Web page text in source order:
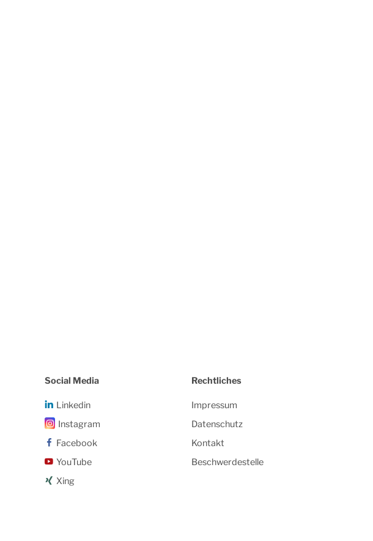
Social Media
Linkedin
Instagram
Facebook
YouTube
Xing
Rechtliches
Impressum
Datenschutz
Kontakt
Beschwerdestelle